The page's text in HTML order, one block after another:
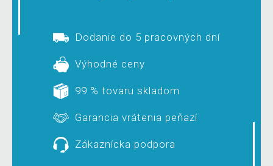
Dodanie do 5 pracovných dní
Výhodné ceny
99 % tovaru skladom
Garancia vrátenia peňazí
Zákaznícka podpora